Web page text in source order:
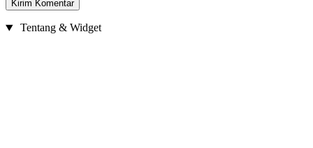
Tentang & Widget